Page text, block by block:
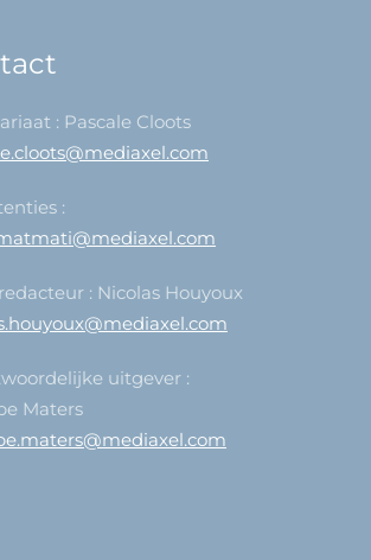
: Pascale Cloots
:
: Nicolas Houyoux
uitgever :
Maters